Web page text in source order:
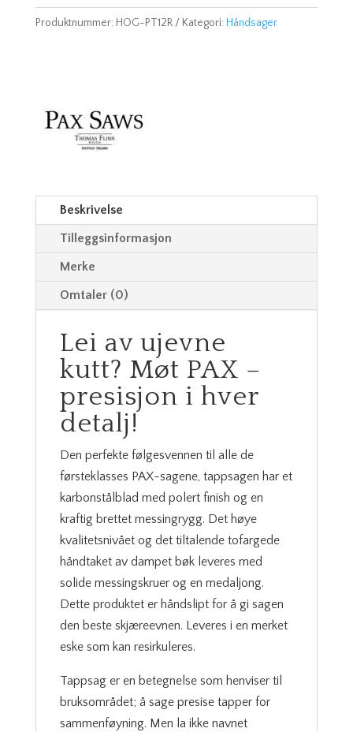
Produktnummer: HOG-PT12R Kategori: Håndsager
Beskrivelse
Tilleggsinformasjon
Merke
Omtaler (0)
Lei av ujevne
kutt? Møt PAX –
presisjon i hver
detalj!
Den perfekte følgesvennen til alle de
førsteklasses PAX-sagene, tappsagen har et
karbonstålblad med polert finish og en
kraftig brettet messingrygg. Det høye
kvalitetsnivået og det tiltalende tofargede
håndtaket av dampet bøk leveres med
solide messingskruer og en medaljong.
Dette produktet er håndslipt for å gi sagen
den beste skjæreevnen. Leveres i en merket
eske som kan resirkuleres.
Tappsag er en betegnelse som henviser til
bruksområdet; å sage presise tapper for
sammenføyning. Men la ikke navnet